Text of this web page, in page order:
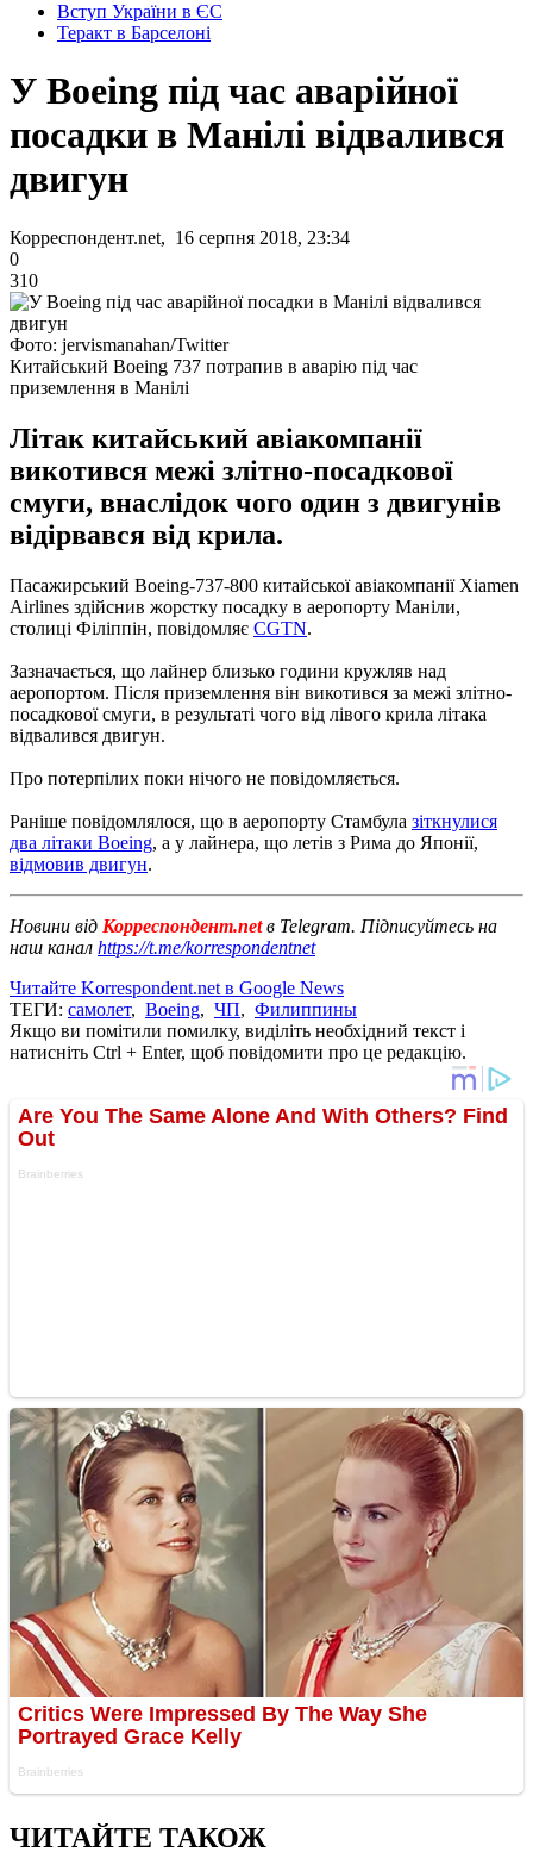
Вступ України в ЄС
Теракт в Барселоні
У Boeing під час аварійної
посадки в Манілі відвалився
двигун
Корреспондент.net, 16 серпня 2018, 23:34
0
310
Фото: jervismanahan/Twitter
Китайський Boeing 737 потрапив в аварію під час
приземлення в Манілі
Літак китайський авіакомпанії
викотився межі злітно-посадкової
смуги, внаслідок чого один з двигунів
відірвався від крила.
Пасажирський Boeing-737-800 китайської авіакомпанії Xiamen
Airlines здійснив жорстку посадку в аеропорту Маніли,
столиці Філіппін, повідомляє CGTN.
Зазначається, що лайнер близько години кружляв над
аеропортом. Після приземлення він викотився за межі злітно-
посадкової смуги, в результаті чого від лівого крила літака
відвалився двигун.
Про потерпілих поки нічого не повідомляється.
Раніше повідомлялося, що в аеропорту Стамбула зіткнулися
два літаки Boeing, а у лайнера, що летів з Рима до Японії,
відмовив двигун.
Новини від Корреспондент.netв Telegram. Підписуйтесь на
наш канал https://t.me/korrespondentnet
Читайте Korrespondent.net в Google News
ТЕГИ: самолет, Boeing, ЧП, Филиппины
Якщо ви помітили помилку, виділіть необхідний текст і
натисніть Ctrl + Enter, щоб повідомити про це редакцію.
ЧИТАЙТЕ ТАКОЖ